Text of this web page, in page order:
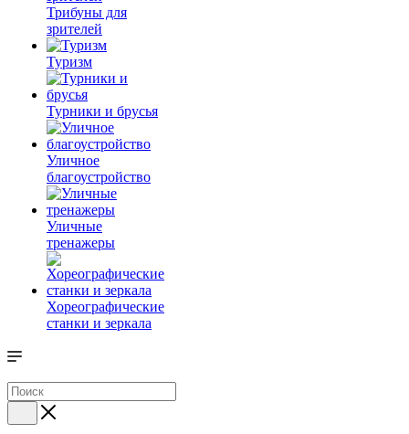
Трибуны для
зрителей
Туризм
Турники и брусья
Уличное
благоустройство
Уличные
тренажеры
Хореографические
станки и зеркала